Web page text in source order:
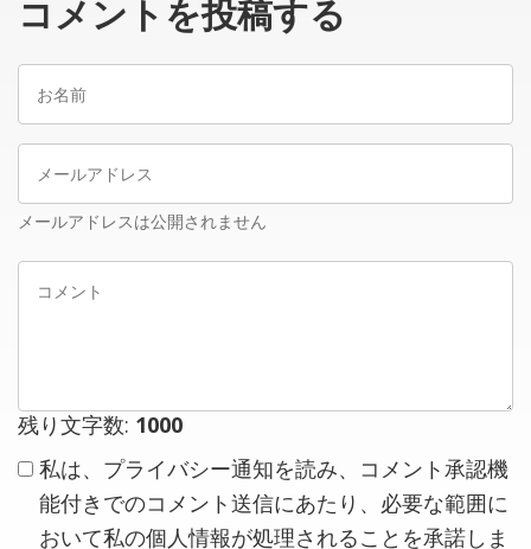
コメントを投稿する
ル
メールアドレスは公開されません
残り文字数: 1000
私は、プライバシー通知を読み、コメント承認機
能付きでのコメント送信にあたり、必要な範囲に
おいて私の個人情報が処理されることを承諾しま